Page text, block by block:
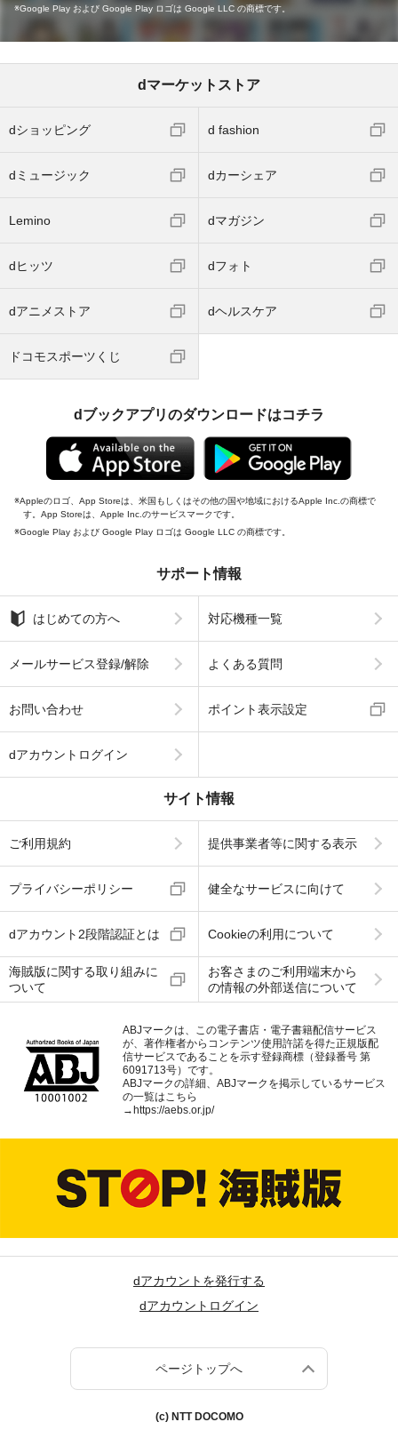
Google Play および Google Play ロゴは Google LLC の商標です。
dマーケットストア
dショッピング d fashion
dミュージック dカーシェア
Lemino dマガジン
dヒッツ dフォト
dアニメストア dヘルスケア
ドコモスポーツくじ
dブックアプリのダウンロードはコチラ
Appleのロゴ、App Storeは、米国もしくはその他の国や地域におけるApple Inc.の商標で
す。App Storeは、Apple Inc.のサービスマークです。
Google Play および Google Play ロゴは Google LLC の商標です。
サポート情報
はじめての方へ 対応機種一覧
メールサービス登録/解除 よくある質問
お問い合わせ ポイント表示設定
dアカウントログイン
サイト情報
ご利用規約 提供事業者等に関する表示
プライバシーポリシー 健全なサービスに向けて
dアカウント2段階認証とは Cookieの利用について
海賊版に関する取り組みに
ついて
お客さまのご利用端末から
の情報の外部送信について
ABJマークは、この電子書店・電子書籍配信サービス
が、著作権者からコンテンツ使用許諾を得た正規版配
信サービスであることを示す登録商標（登録番号 第
6091713号）です。
ABJマークの詳細、ABJマークを掲示しているサービス
の一覧はこちら
→ https://aebs.or.jp/
dアカウントを発行する
dアカウントログイン
ページトップへ
(c) NTT DOCOMO